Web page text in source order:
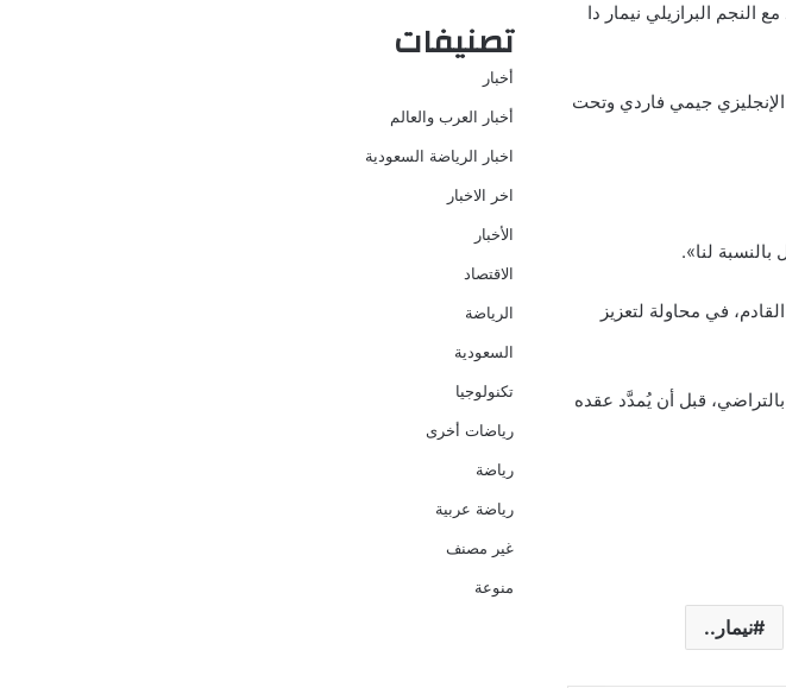
النجم البرازيلي نيمار دا
الإنجليزي جيمي فاردي وتحت
لنا».
في محاولة لتعزيز
قبل أن يُمدَّد عقده
نيمار..
تصنيفات
أخبار
أخبار العرب والعالم
اخبار الرياضة السعودية
اخر الاخبار
الأخبار
الاقتصاد
الرياضة
السعودية
تكنولوجيا
رياضات أخرى
رياضة
رياضة عربية
غير مصنف
منوعة